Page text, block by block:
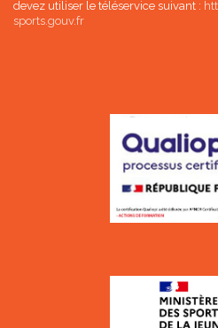
devez utiliser le téléservice suivant :
sports.gouv.fr